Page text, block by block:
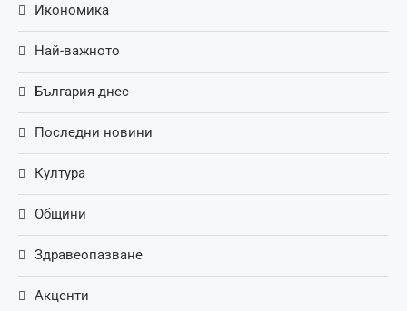
Икономика
Най-важното
България днес
Последни новини
Култура
Общини
Здравеопазване
Акценти